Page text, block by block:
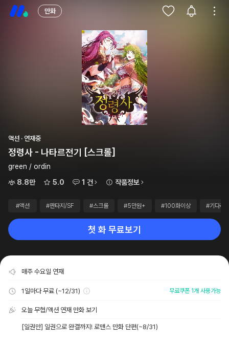
만화
액션 · 연재중
정령사 - 나타르전기 [스크롤]
green / ordin
8.8만
5.0 1 건 작품정보
#액션 #판타지/SF #스크롤 #5만원+ #100화이상 #기다리
첫 화 무료보기
매주 수요일 연재
1일마다 무료 (~12/31) 무료쿠폰 1개 사용가능
오늘 무협/액션 연재 만화 보기
[일권만] 일권으로 완결까지! 로맨스 만화 단편(~8/31)